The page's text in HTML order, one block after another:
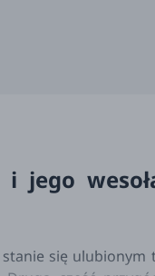
i jego
się